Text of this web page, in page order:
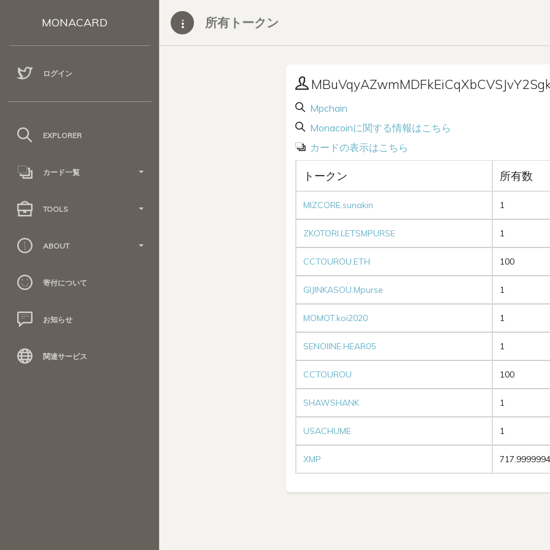
MONACARD
ログイン
EXPLORER
カード一覧
TOOLS
ABOUT
寄付について
お知らせ
関連サービス
所有トークン
Mpchain
Monacoinに関する情報はこちら
カードの表示はこちら
トークン 所有数
MIZCORE.sunakin 1
ZKOTORI.LETSMPURSE 1
CCTOUROU.ETH 100
GIJINKASOU.Mpurse 1
MOMOT.koi2020 1
SENOIINE.HEAR05 1
CCTOUROU 100
SHAWSHANK 1
USACHUME 1
XMP